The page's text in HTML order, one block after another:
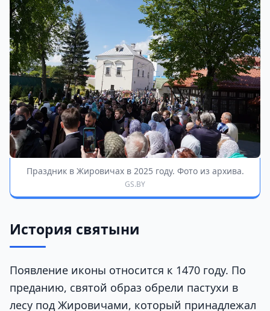
Праздник в Жировичах в 2025 году. Фото из архива.
GS.BY
История святыни
Появление иконы относится к 1470 году. По
преданию, святой образ обрели пастухи в
лесу под Жировичами, который принадлежал